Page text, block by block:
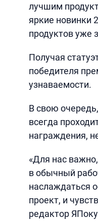
лучшим
яркие новинки
продуктов уже
Получая
победителя
узнаваемости.
В свою
всегда
награждения,
«Для нас
в обычный
наслаждаться
проект, и
редактор